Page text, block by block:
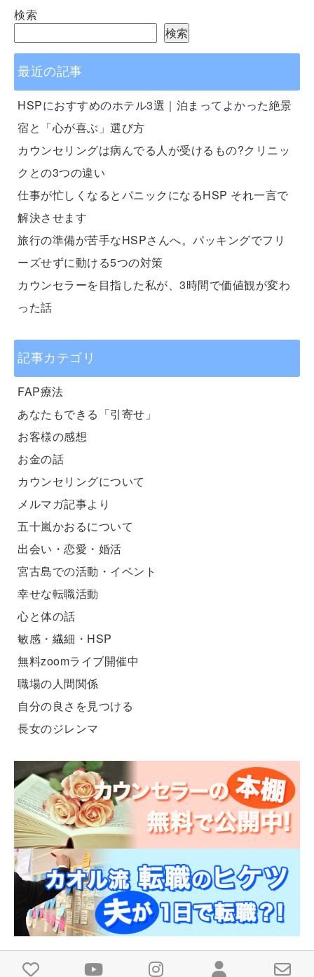
検索
検索
最近の記事
HSPにおすすめのホテル3選｜泊まってよかった絶景
宿と「心が喜ぶ」選び方
カウンセリングは病んでる人が受けるもの?クリニッ
クとの3つの違い
仕事が忙しくなるとパニックになるHSP それ一言で
解決させます
旅行の準備が苦手なHSPさんへ。パッキングでフリ
ーズせずに動ける5つの対策
カウンセラーを目指した私が、3時間で価値観が変わ
った話
記事カテゴリ
FAP療法
あなたもできる「引寄せ」
お客様の感想
お金の話
カウンセリングについて
メルマガ記事より
五十嵐かおるについて
出会い・恋愛・婚活
宮古島での活動・イベント
幸せな転職活動
心と体の話
敏感・繊細・HSP
無料zoomライブ開催中
職場の人間関係
自分の良さを見つける
長女のジレンマ